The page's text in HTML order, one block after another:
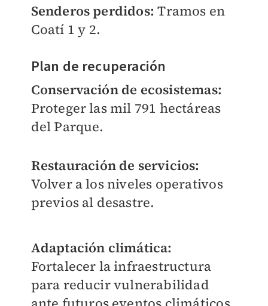
Senderos perdidos:Tramos en
Coatí 1 y 2.
Plan de recuperación
Conservación de ecosistemas:
Proteger las mil 791 hectáreas
del Parque.
Restauración de servicios:
Volver a los niveles operativos
previos al desastre.
Adaptación climática:
Fortalecer la infraestructura
para reducir vulnerabilidad